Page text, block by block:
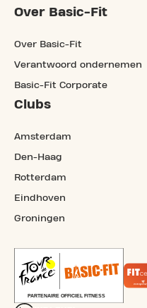
Over Basic-Fit
Over Basic-Fit
Verantwoord ondernemen
Basic-Fit Corporate
Clubs
Amsterdam
Den-Haag
Rotterdam
Eindhoven
Groningen